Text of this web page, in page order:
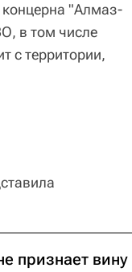
"Алмаз-
в том числе
с территории,
признает вину